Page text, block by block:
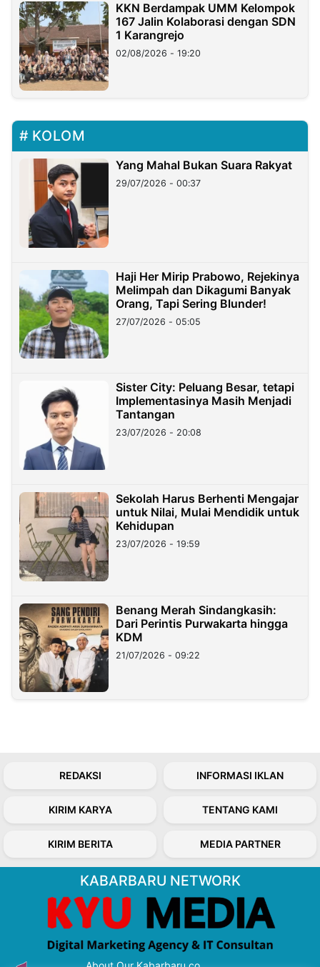
KKN Berdampak UMM Kelompok
167 Jalin Kolaborasi dengan SDN
1 Karangrejo
02/08/2026 - 19:20
KOLOM
Yang Mahal Bukan Suara Rakyat
29/07/2026 - 00:37
Haji Her Mirip Prabowo, Rejekinya
Melimpah dan Dikagumi Banyak
Orang, Tapi Sering Blunder!
27/07/2026 - 05:05
Sister City: Peluang Besar, tetapi
Implementasinya Masih Menjadi
Tantangan
23/07/2026 - 20:08
Sekolah Harus Berhenti Mengajar
untuk Nilai, Mulai Mendidik untuk
Kehidupan
23/07/2026 - 19:59
Benang Merah Sindangkasih:
Dari Perintis Purwakarta hingga
KDM
21/07/2026 - 09:22
REDAKSI INFORMASI IKLAN
KIRIM KARYA TENTANG KAMI
KIRIM BERITA MEDIA PARTNER
KABARBARU NETWORK